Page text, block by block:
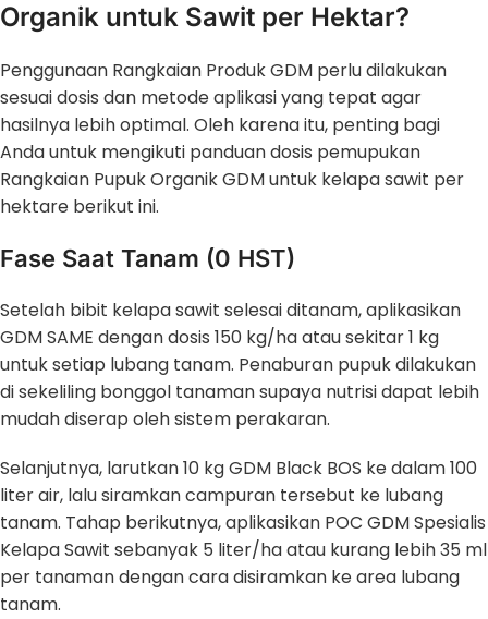
Organik untuk Sawit per Hektar?
Penggunaan Rangkaian Produk GDM perlu dilakukan
sesuai dosis dan metode aplikasi yang tepat agar
hasilnya lebih optimal. Oleh karena itu, penting bagi
Anda untuk mengikuti panduan dosis pemupukan
Rangkaian Pupuk Organik GDM untuk kelapa sawit per
hektare berikut ini.
Fase Saat Tanam (0 HST)
Setelah bibit kelapa sawit selesai ditanam, aplikasikan
GDM SAME dengan dosis 150 kg/ha atau sekitar 1 kg
untuk setiap lubang tanam. Penaburan pupuk dilakukan
di sekeliling bonggol tanaman supaya nutrisi dapat lebih
mudah diserap oleh sistem perakaran.
Selanjutnya, larutkan 10 kg GDM Black BOS ke dalam 100
liter air, lalu siramkan campuran tersebut ke lubang
tanam. Tahap berikutnya, aplikasikan POC GDM Spesialis
Kelapa Sawit sebanyak 5 liter/ha atau kurang lebih 35 ml
per tanaman dengan cara disiramkan ke area lubang
tanam.